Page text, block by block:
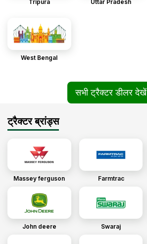
Tripura Uttar Pradesh
West Bengal
सभी ट्रैक्टर डीलर देखें
ट्रैक्टर ब्रांड्स
Massey ferguson Farmtrac
John deere Swaraj